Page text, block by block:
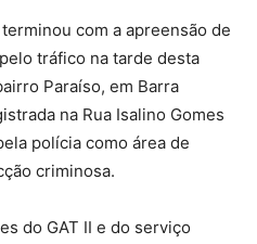
com a apreensão de
tráfico na tarde desta
Paraíso, em Barra
na Rua Isalino Gomes
polícia como área de
criminosa.
do GAT II e do serviço